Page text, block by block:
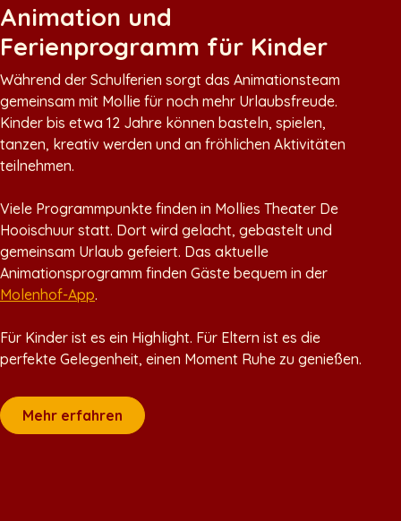
Animation und
Ferienprogramm für Kinder
Während der Schulferien sorgt das Animationsteam
gemeinsam mit Mollie für noch mehr Urlaubsfreude.
Kinder bis etwa 12 Jahre können basteln, spielen,
tanzen, kreativ werden und an fröhlichen Aktivitäten
teilnehmen.
Viele Programmpunkte finden in Mollies Theater De
Hooischuur statt. Dort wird gelacht, gebastelt und
gemeinsam Urlaub gefeiert. Das aktuelle
Animationsprogramm finden Gäste bequem in der
Molenhof-App.
Für Kinder ist es ein Highlight. Für Eltern ist es die
perfekte Gelegenheit, einen Moment Ruhe zu genießen.
Mehr erfahren